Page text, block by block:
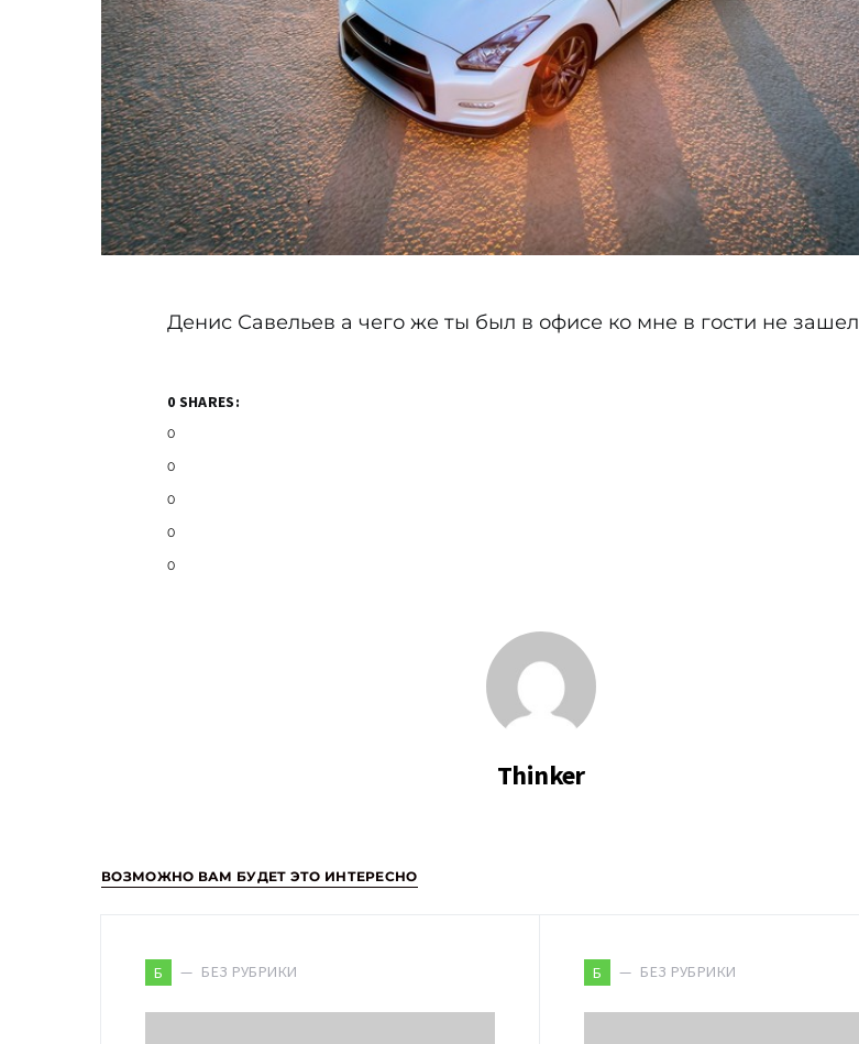
Денис Савельев а чего же ты был в офисе ко мне в гости не зашел
0 SHARES:
0
0
0
0
0
Thinker
ВОЗМОЖНО ВАМ БУДЕТ ЭТО ИНТЕРЕСНО
Б БЕЗ РУБРИКИ Б БЕЗ РУБРИКИ